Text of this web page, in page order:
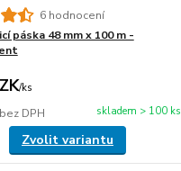
6 hodnocení
páska 48 mm x 100 m -
/ks
bez DPH skladem > 100 ks
Zvolit variantu